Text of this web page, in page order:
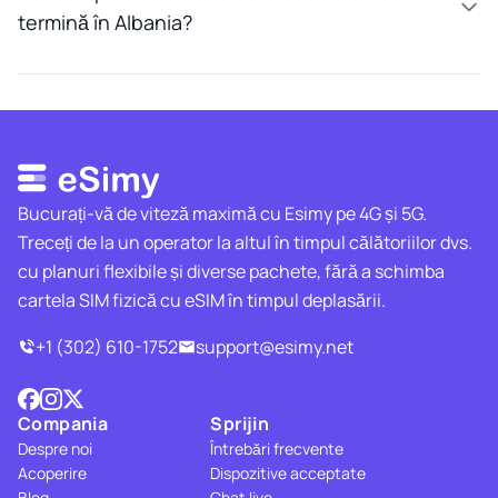
termină în Albania?
Bucurați-vă de viteză maximă cu Esimy pe 4G și 5G.
Treceți de la un operator la altul în timpul călătoriilor dvs.
cu planuri flexibile și diverse pachete, fără a schimba
cartela SIM fizică cu eSIM în timpul deplasării.
+1 (302) 610-1752
support@esimy.net
Compania
Despre noi
Acoperire
Sprijin
Întrebări frecvente
Dispozitive acceptate